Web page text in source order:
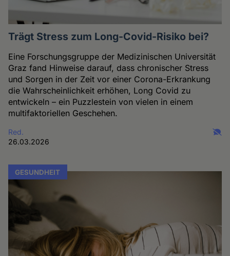
Trägt Stress zum Long-Covid-Risiko bei?
Eine Forschungsgruppe der Medizinischen Universität
Graz fand Hinweise darauf, dass chronischer Stress
und Sorgen in der Zeit vor einer Corona-Erkrankung
die Wahrscheinlichkeit erhöhen, Long Covid zu
entwickeln – ein Puzzlestein von vielen in einem
multifaktoriellen Geschehen.
Red.
26.03.2026
GESUNDHEIT